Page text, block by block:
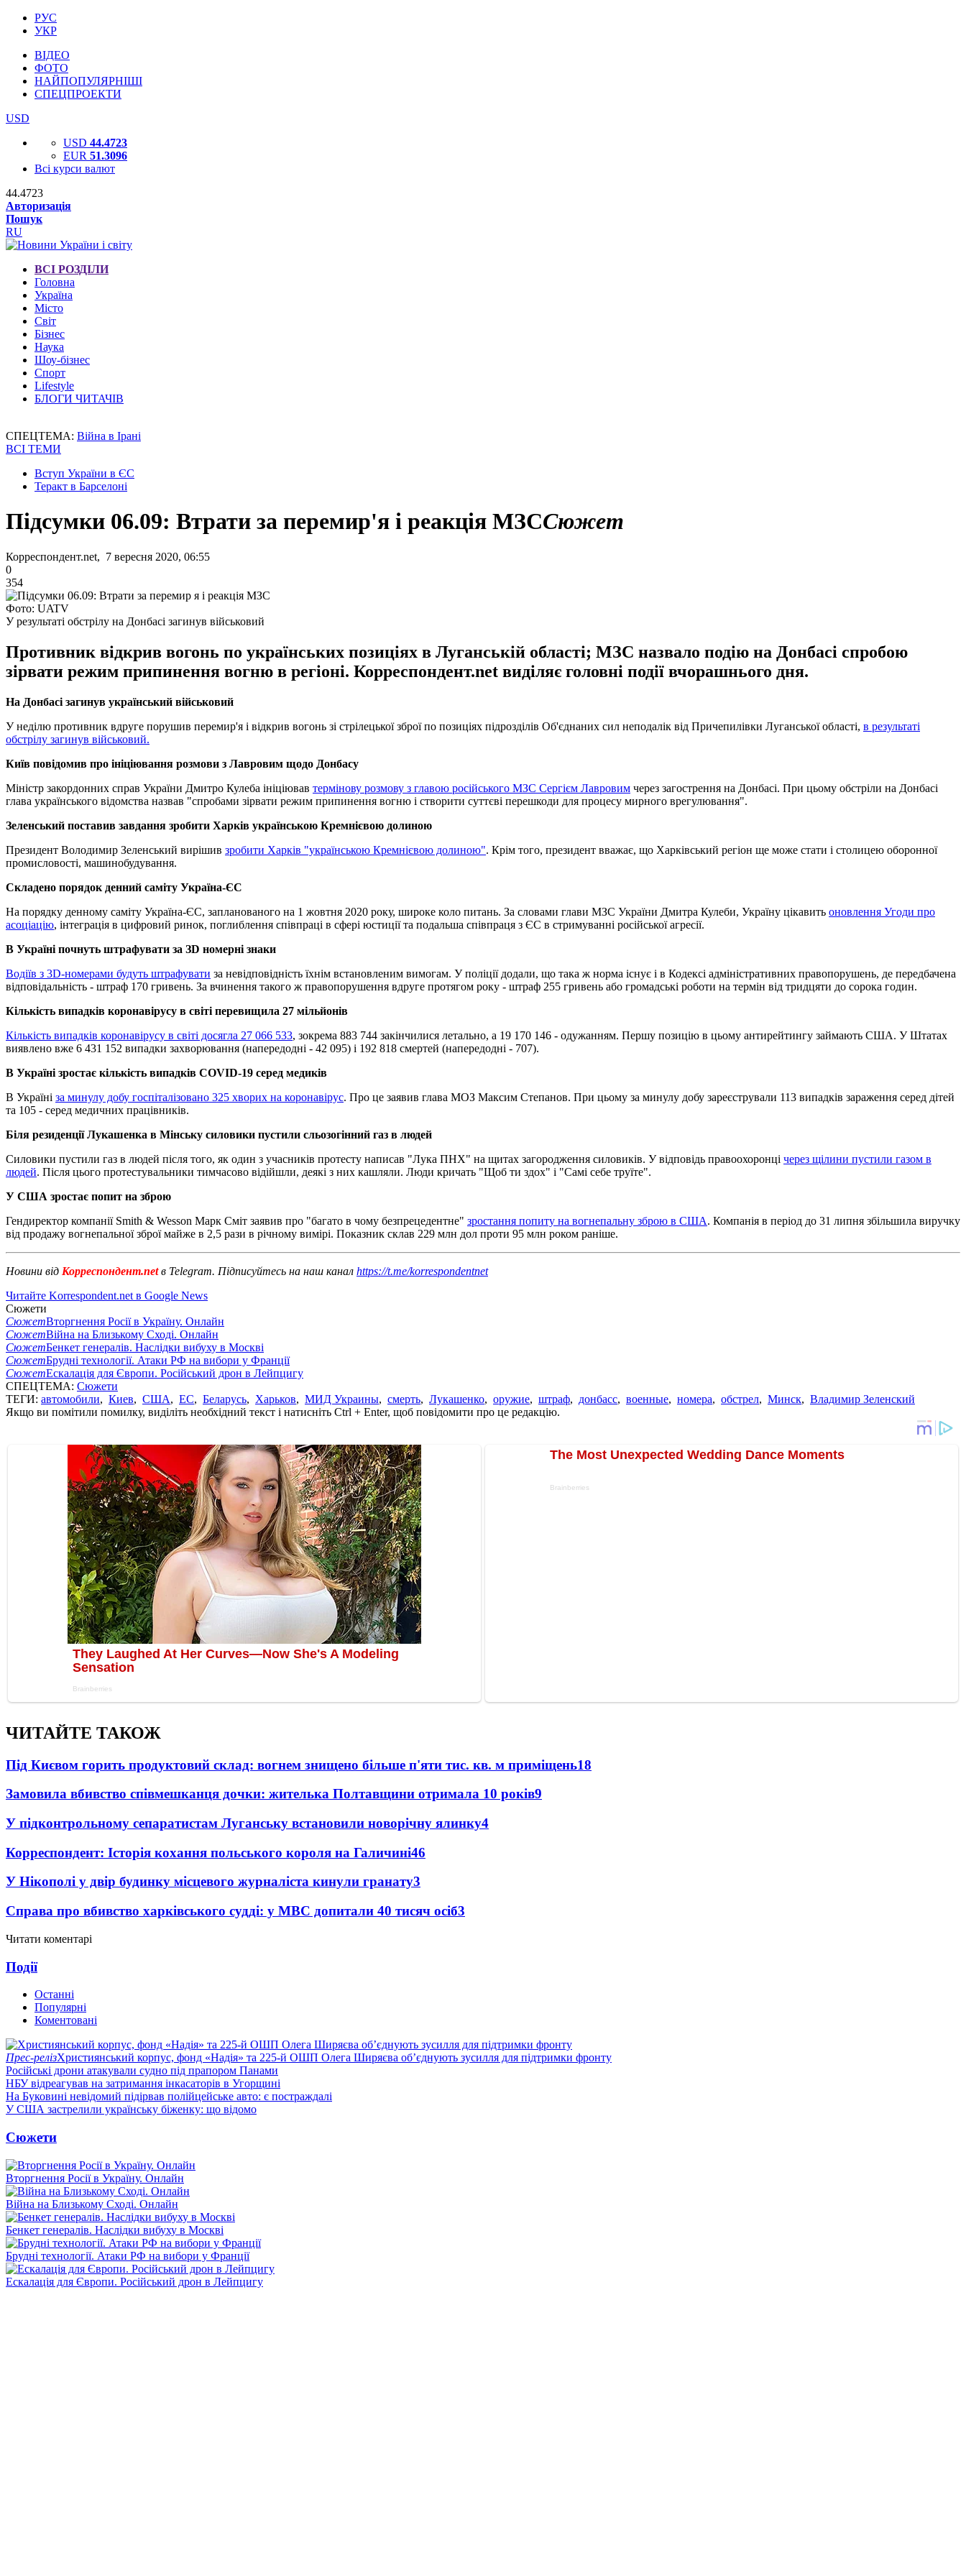
РУС
УКР
ВІДЕО
ФОТО
НАЙПОПУЛЯРНІШІ
СПЕЦПРОЕКТИ
USD
USD 44.4723
EUR 51.3096
Всі курси валют
44.4723
Авторизація
Пошук
RU
ВСІ РОЗДІЛИ
Головна
Україна
Місто
Світ
Бізнес
Наука
Шоу-бізнес
Спорт
Lifestyle
БЛОГИ ЧИТАЧІВ
СПЕЦТЕМА: Війна в Ірані
ВСІ ТЕМИ
Вступ України в ЄС
Теракт в Барселоні
Підсумки 06.09: Втрати за перемир'я і реакція МЗССюжет
Корреспондент.net, 7 вересня 2020, 06:55
0
354
Фото: UATV
У результаті обстрілу на Донбасі загинув військовий
Противник відкрив вогонь по українських позиціях в Луганській області; МЗС назвало подію на Донбасі спробою
зірвати режим припинення вогню в регіоні. Корреспондент.net виділяє головні події вчорашнього дня.
На Донбасі загинув український військовий
У неділю противник вдруге порушив перемир'я і відкрив вогонь зі стрілецької зброї по позиціях підрозділів Об'єднаних сил неподалік від Причепилівки Луганської області, в результаті
обстрілу загинув військовий.
Київ повідомив про ініціювання розмови з Лавровим щодо Донбасу
Міністр закордонних справ України Дмитро Кулеба ініціював термінову розмову з главою російського МЗС Сергієм Лавровим через загострення на Донбасі. При цьому обстріли на Донбасі
глава українського відомства назвав "спробами зірвати режим припинення вогню і створити суттєві перешкоди для процесу мирного врегулювання".
Зеленський поставив завдання зробити Харків українською Кремнієвою долиною
Президент Володимир Зеленський вирішив зробити Харків "українською Кремнієвою долиною". Крім того, президент вважає, що Харківський регіон ще може стати і столицею оборонної
промисловості, машинобудування.
Складено порядок денний саміту Україна-ЄС
На порядку денному саміту Україна-ЄС, запланованого на 1 жовтня 2020 року, широке коло питань. За словами глави МЗС України Дмитра Кулеби, Україну цікавить оновлення Угоди про
асоціацію, інтеграція в цифровий ринок, поглиблення співпраці в сфері юстиції та подальша співпраця з ЄС в стримуванні російської агресії.
В Україні почнуть штрафувати за ЗD номерні знаки
Водіїв з 3D-номерами будуть штрафувати за невідповідність їхнім встановленим вимогам. У поліції додали, що така ж норма існує і в Кодексі адміністративних правопорушень, де передбачена
відповідальність - штраф 170 гривень. За вчинення такого ж правопорушення вдруге протягом року - штраф 255 гривень або громадські роботи на термін від тридцяти до сорока годин.
Кількість випадків коронавірусу в світі перевищила 27 мільйонів
Кількість випадків коронавірусу в світі досягла 27 066 533, зокрема 883 744 закінчилися летально, а 19 170 146 - одужанням. Першу позицію в цьому антирейтингу займають США. У Штатах
виявлено вже 6 431 152 випадки захворювання (напередодні - 42 095) і 192 818 смертей (напередодні - 707).
В Україні зростає кількість випадків COVID-19 серед медиків
В Україні за минулу добу госпіталізовано 325 хворих на коронавірус. Про це заявив глава МОЗ Максим Степанов. При цьому за минулу добу зареєстрували 113 випадків зараження серед дітей
та 105 - серед медичних працівників.
Біля резиденції Лукашенка в Мінську силовики пустили сльозогінний газ в людей
Силовики пустили газ в людей після того, як один з учасників протесту написав "Лука ПНХ" на щитах загородження силовиків. У відповідь правоохоронці через щілини пустили газом в
людей. Після цього протестувальники тимчасово відійшли, деякі з них кашляли. Люди кричать "Щоб ти здох" і "Самі себе труїте".
У США зростає попит на зброю
Гендиректор компанії Smith & Wesson Марк Сміт заявив про "багато в чому безпрецедентне" зростання попиту на вогнепальну зброю в США. Компанія в період до 31 липня збільшила виручку
від продажу вогнепальної зброї майже в 2,5 рази в річному вимірі. Показник склав 229 млн дол проти 95 млн роком раніше.
Новини від Корреспондент.netв Telegram. Підписуйтесь на наш канал https://t.me/korrespondentnet
Читайте Korrespondent.net в Google News
Сюжети
СюжетВторгнення Росії в Україну. Онлайн
СюжетВійна на Близькому Сході. Онлайн
СюжетБенкет генералів. Наслідки вибуху в Москві
СюжетБрудні технології. Атаки РФ на вибори у Франції
СюжетЕскалація для Європи. Російський дрон в Лейпцигу
СПЕЦТЕМА: Сюжети
ТЕГИ: автомобили, Киев, США, ЕС, Беларусь, Харьков, МИД Украины, смерть, Лукашенко, оружие, штраф, донбасс, военные, номера, обстрел, Минск, Владимир Зеленский
Якщо ви помітили помилку, виділіть необхідний текст і натисніть Ctrl + Enter, щоб повідомити про це редакцію.
ЧИТАЙТЕ ТАКОЖ
Під Києвом горить продуктовий склад: вогнем знищено більше п'яти тис. кв. м приміщень18
Замовила вбивство співмешканця дочки: жителька Полтавщини отримала 10 років9
У підконтрольному сепаратистам Луганську встановили новорічну ялинку4
Корреспондент: Історія кохання польського короля на Галичині46
У Нікополі у двір будинку місцевого журналіста кинули гранату3
Справа про вбивство харківського судді: у МВС допитали 40 тисяч осіб3
Читати коментарі
Події
Останні
Популярні
Коментовані
Прес-релізХристиянський корпус, фонд «Надія» та 225-й ОШП Олега Ширяєва об’єднують зусилля для підтримки фронту
Російські дрони атакували судно під прапором Панами
НБУ відреагував на затримання інкасаторів в Угорщині
На Буковині невідомий підірвав полійцейське авто: є постраждалі
У США застрелили українську біженку: що відомо
Сюжети
Вторгнення Росії в Україну. Онлайн
Війна на Близькому Сході. Онлайн
Бенкет генералів. Наслідки вибуху в Москві
Брудні технології. Атаки РФ на вибори у Франції
Ескалація для Європи. Російський дрон в Лейпцигу